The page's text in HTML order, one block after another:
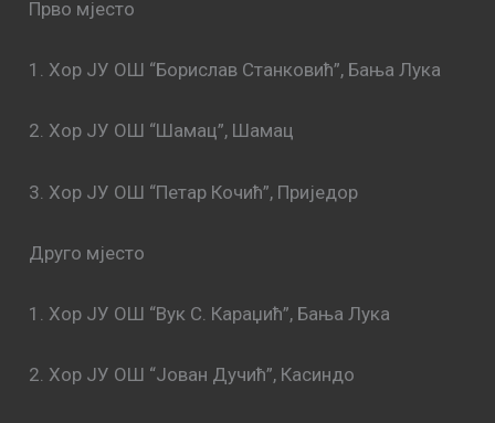
Прво мјесто
1. Хор ЈУ ОШ “Борислав Станковић”, Бања Лука
2. Хор ЈУ ОШ “Шамац”, Шамац
3. Хор ЈУ ОШ “Петар Кочић”, Приједор
Друго мјесто
1. Хор ЈУ ОШ “Вук С. Караџић”, Бања Лука
2. Хор ЈУ ОШ “Јован Дучић”, Касиндо